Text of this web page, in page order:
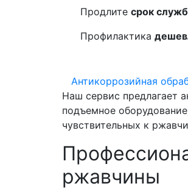
Продлите срок
Профилактика
Антикоррозийная
Наш сервис предлагает
подъемное
чувствительных к
ржавчины